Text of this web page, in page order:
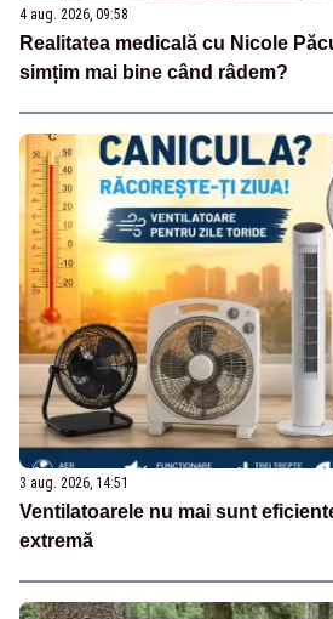
4 aug. 2026, 09:58
Realitatea medicală cu Nicole
simțim mai bine când râdem?
3 aug. 2026, 14:51
Ventilatoarele nu mai sunt
extremă